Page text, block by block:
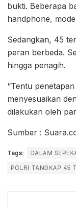
bukti. Beberapa
handphone,
Sedangkan, 45
peran berbeda.
hingga penagih.
“Tentu
menyesuaikan
dilakukan oleh
Sumber :
Tags:
DALAM
POLRI TANGKAP 45